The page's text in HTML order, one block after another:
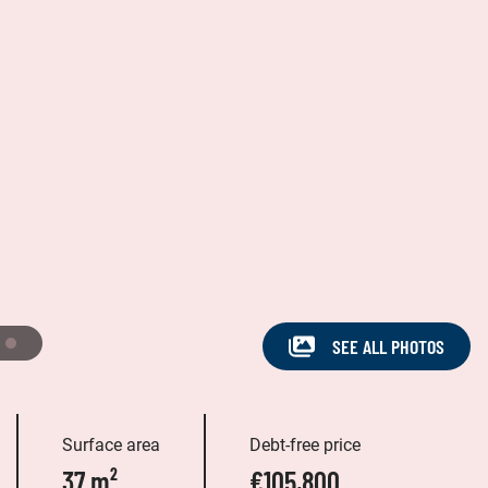
SEE ALL PHOTOS
Surface area
37 m²
Debt-free price
€105,800